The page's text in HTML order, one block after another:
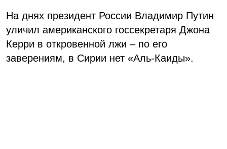
На днях президент России Владимир Путин
уличил американского госсекретаря Джона
Керри в откровенной лжи – по его
заверениям, в Сирии нет «Аль-Каиды».